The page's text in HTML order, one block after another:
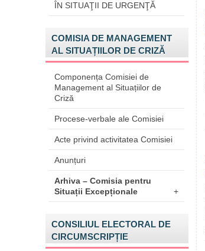
ÎN SITUAŢII DE URGENŢĂ
COMISIA DE MANAGEMENT
AL SITUAȚIILOR DE CRIZĂ
Componența Comisiei de
Management al Situațiilor de
Criză
Procese-verbale ale Comisiei
Acte privind activitatea Comisiei
Anunțuri
Arhiva – Comisia pentru
Situații Excepționale
+
CONSILIUL ELECTORAL DE
CIRCUMSCRIPȚIE